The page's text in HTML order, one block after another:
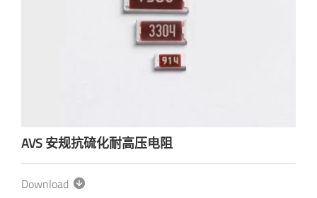
AVS 安规抗硫化耐高压电阻
Download